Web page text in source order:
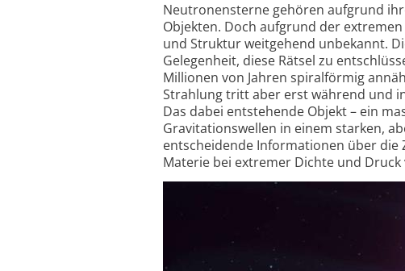
Neutronensterne gehören aufgrund
Objekten. Doch aufgrund der
und Struktur weitgehend unbekannt.
Gelegenheit, diese Rätsel zu
Millionen von Jahren spiralförmig
Strahlung tritt aber erst während und
Das dabei entstehende Objekt – ein
Gravitationswellen in einem starken,
entscheidende Informationen über die
Materie bei extremer Dichte und Druck